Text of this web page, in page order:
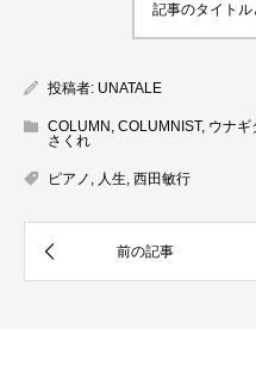
記事のタイト
投稿者: UNATALE
COLUMN , COLUMNIST, ウナギ
さくれ
ピアノ , 人生, 西田敏行